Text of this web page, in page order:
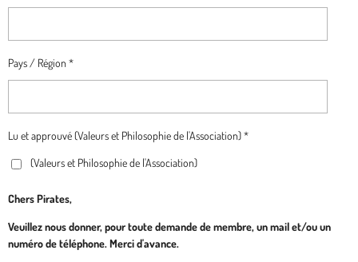
Pays / Région *
Lu et approuvé (Valeurs et Philosophie de l'Association) *
(Valeurs et Philosophie de l'Association)
Chers Pirates,
Veuillez nous donner, pour toute demande de membre, un mail et/ou un
numéro de téléphone. Merci d'avance.